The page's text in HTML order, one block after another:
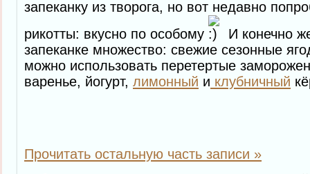
запеканку из творога, но вот недавно
рикотты: вкусно по особому
И конечно
запеканке множество: свежие сезонные
можно использовать перетертые
варенье, йогурт, лимонный и клубничный
Прочитать остальную часть записи »